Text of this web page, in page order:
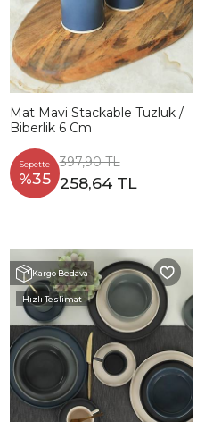
Mat Mavi Stackable Tuzluk /
Biberlik 6 Cm
Sepette
%35
397,90 TL
258,64 TL
Kargo Bedava
Hızlı Teslimat